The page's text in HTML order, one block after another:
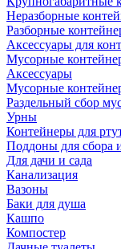
Неразборные
Разборные
Аксессуары для
Мусорные
Аксессуары
Мусорные
Раздельный сбор
Урны
Контейнеры для
Поддоны для сбора
Для дачи и сада
Канализация
Вазоны
Баки для душа
Кашпо
Компостер